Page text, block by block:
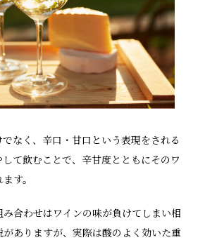
なく、辛口・甘口という表現をされる
て飲むことで、辛甘度とともにそのワ
す。
合わせはワインの味が負けてしまい相
ありますが、実際は酸のよく効いた重